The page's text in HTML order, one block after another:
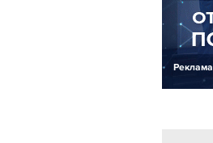
Реклама